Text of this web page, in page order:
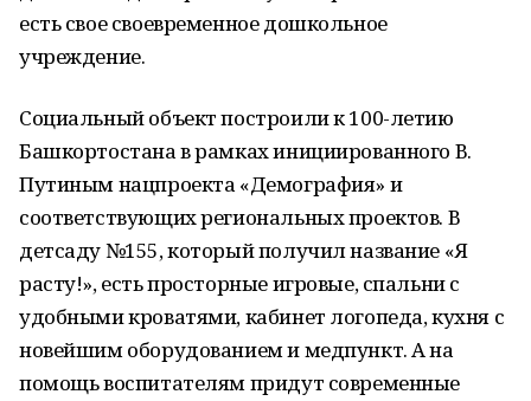
есть свое своевременное дошкольное
учреждение.
Социальный объект построили к 100-летию
Башкортостана в рамках инициированного В.
Путиным нацпроекта «Демография» и
соответствующих региональных проектов. В
детсаду №155, который получил название «Я
расту!», есть просторные игровые, спальни с
удобными кроватями, кабинет логопеда, кухня с
новейшим оборудованием и медпункт. А на
помощь воспитателям придут современные